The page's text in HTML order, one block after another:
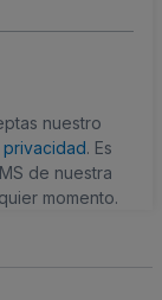
nuestro
. Es
de nuestra
momento.